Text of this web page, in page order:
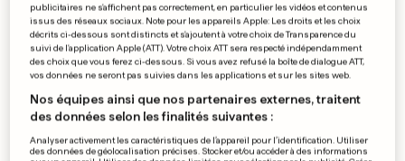
TENNIS/ROLAND GARROS
Mandy Minella affrontera
la 37e mondiale à Paris
0
publicitaires ne s'affichent pas correctement, en particulier les vidéos et contenus
issus des réseaux sociaux. Note pour les appareils Apple: Les droits et les choix
décrits ci-dessous sont distincts et s'ajoutent à votre choix de Transparence du
suivi de l'application Apple (ATT). Votre choix ATT sera respecté indépendamment
des choix que vous ferez ci-dessous. Si vous avez refusé la boîte de dialogue ATT,
vos données ne seront pas suivies dans les applications et sur les sites web.
Nos équipes ainsi que nos partenaires externes, traitent
des données selon les finalités suivantes :
Analyser activement les caractéristiques de l’appareil pour l’identification. Utiliser
des données de géolocalisation précises. Stocker et/ou accéder à des informations